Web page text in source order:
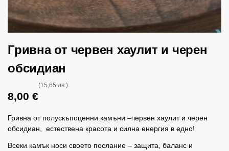
Гривна от червен хаулит и черен
обсидиан
8,00 €
(15,65 лв.)
Гривна от полускъпоценни камъни –червен хаулит и черен
обсидиан, естествена красота и силна енергия в едно!
Всеки камък носи своето послание – защита, баланс и